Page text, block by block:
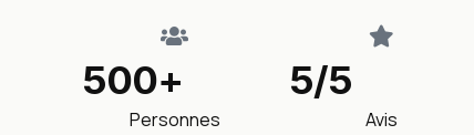
500+
Personnes
5/5
Avis